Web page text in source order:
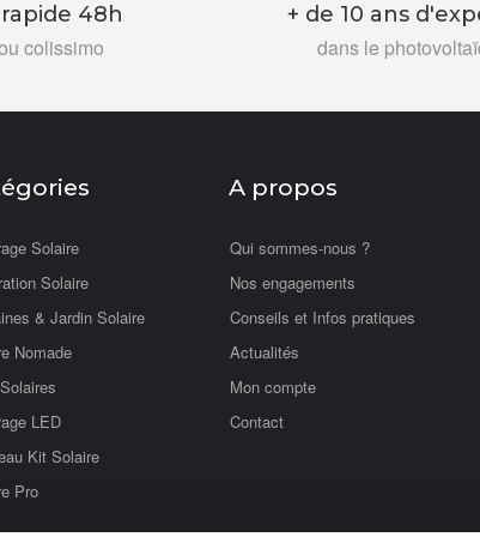
48h
colissimo
+ de 10 ans
dans le
Solaire
Solaire
& Jardin Solaire
Nomade
LED
Kit Solaire
Pro
A propos
Qui sommes-nous ?
Nos engagements
Conseils et Infos pratiques
Actualités
Mon compte
Contact